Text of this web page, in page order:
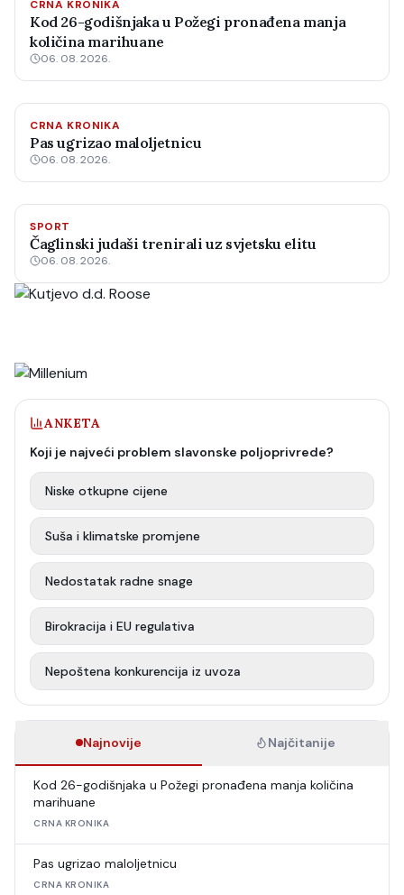
CRNA KRONIKA
Kod 26-godišnjaka u Požegi pronađena manja
količina marihuane
06. 08. 2026.
CRNA KRONIKA
Pas ugrizao maloljetnicu
06. 08. 2026.
SPORT
Čaglinski judaši trenirali uz svjetsku elitu
06. 08. 2026.
ANKETA
Koji je najveći problem slavonske poljoprivrede?
Niske otkupne cijene
Suša i klimatske promjene
Nedostatak radne snage
Birokracija i EU regulativa
Nepoštena konkurencija iz uvoza
Najnovije Najčitanije
Kod 26-godišnjaka u Požegi pronađena manja količina
marihuane
CRNA KRONIKA
Pas ugrizao maloljetnicu
CRNA KRONIKA